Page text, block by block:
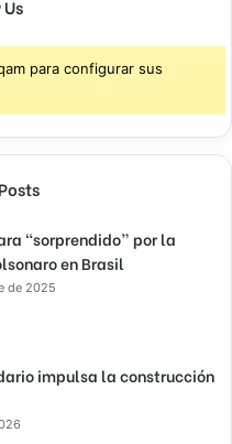
para configurar sus
“sorprendido” por la
en Brasil
de 2025
impulsa la construcción